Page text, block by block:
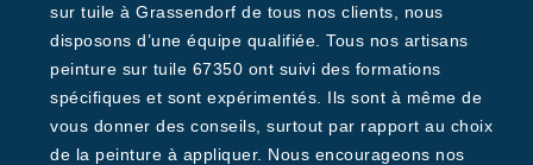
sur tuile à Grassendorf de tous nos clients, nous
disposons d’une équipe qualifiée. Tous nos artisans
peinture sur tuile 67350 ont suivi des formations
spécifiques et sont expérimentés. Ils sont à même de
vous donner des conseils, surtout par rapport au choix
de la peinture à appliquer. Nous encourageons nos